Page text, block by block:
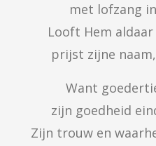
met lofzang
Looft Hem
prijst zijne
Want
zijn goedheid
Zijn trouw en